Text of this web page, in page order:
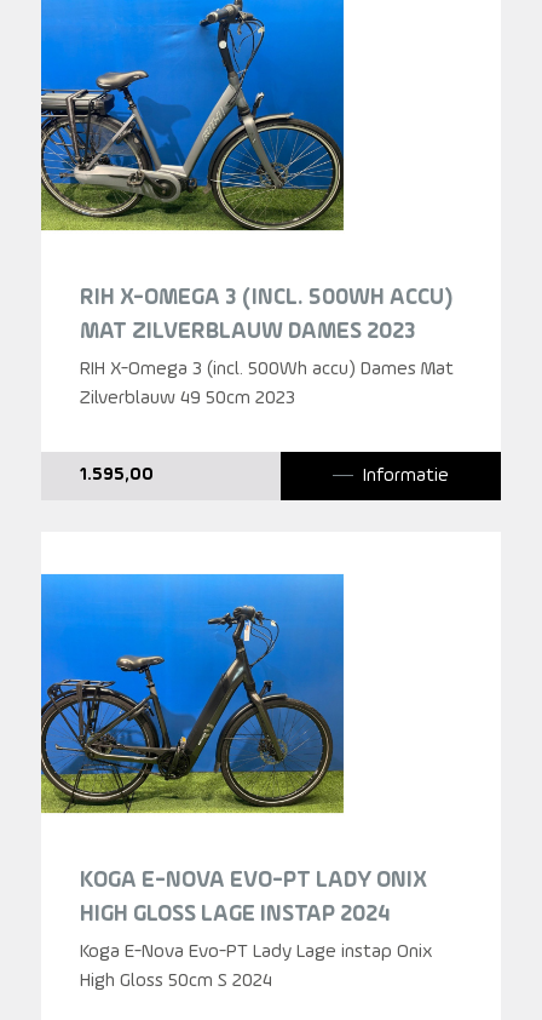
RIH X-OMEGA 3 (INCL. 500WH ACCU)
MAT ZILVERBLAUW DAMES 2023
RIH X-Omega 3 (incl. 500Wh accu) Dames Mat
Zilverblauw 49 50cm 2023
1.595,00 Informatie
KOGA E-NOVA EVO-PT LADY ONIX
HIGH GLOSS LAGE INSTAP 2024
Koga E-Nova Evo-PT Lady Lage instap Onix
High Gloss 50cm S 2024